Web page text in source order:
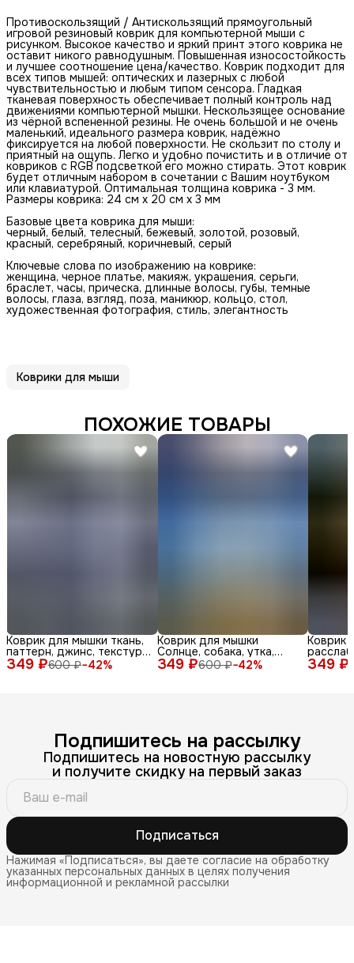
Противоскользящий / Антискользящий прямоугольный
игровой резиновый коврик для компьютерной мыши с
рисунком. Высокое качество и яркий принт этого коврика не
оставит никого равнодушным. Повышенная износостойкость
и лучшее соотношение цена/качество. Коврик подходит для
всех типов мышей: оптических и лазерных с любой
чувствительностью и любым типом сенсора. Гладкая
тканевая поверхность обеспечивает полный контроль над
движениями компьютерной мышки. Нескользящее основание
из чёрной вспененной резины. Не очень большой и не очень
маленький, идеального размера коврик, надёжно
фиксируется на любой поверхности. Не скользит по столу и
приятный на ощупь. Легко и удобно почистить и в отличие от
ковриков с RGB подсветкой его можно стирать. Этот коврик
будет отличным набором в сочетании с Вашим ноутбуком
или клавиатурой. Оптимальная толщина коврика - 3 мм.
Размеры коврика: 24 см x 20 см x 3 мм
Базовые цвета коврика для мыши:
черный, белый, телесный, бежевый, золотой, розовый,
красный, серебряный, коричневый, серый
Ключевые слова по изображению на коврике:
женщина, черное платье, макияж, украшения, серьги,
браслет, часы, прическа, длинные волосы, губы, темные
волосы, глаза, взгляд, поза, маникюр, кольцо, стол,
художественная фотография, стиль, элегантность
Коврики для мыши
ПОХОЖИЕ ТОВАРЫ
349 ₽600 ₽−42%
Коврик для мышки ткань,
паттерн, джинс, текстура,
синий, бел 349 ₽600 ₽−42%
Коврик для мышки
Солнце, собака, утка,
очки, море, доска, ле 349 ₽
Коврик
Подпишитесь на рассылку
Подпишитесь на новостную рассылку
и получите скидку на первый заказ
Подписаться
Нажимая «Подписаться», вы даете согласие на обработку
указанных персональных данных в целях получения
информационной и рекламной рассылки